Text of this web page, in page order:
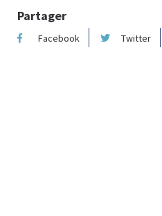
Partager
Facebook Twitter